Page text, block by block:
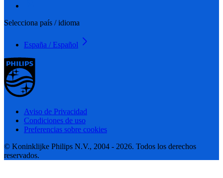
Selecciona país / idioma
España / Español
Aviso de Privacidad
Condiciones de uso
Preferencias sobre cookies
© Koninklijke Philips N.V., 2004 - 2026. Todos los derechos
reservados.